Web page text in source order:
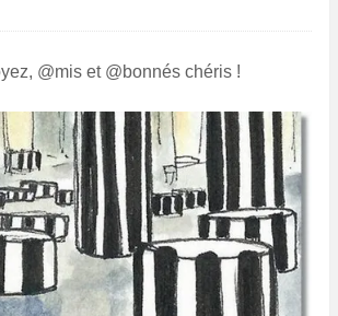
@mis et @bonnés chéris !